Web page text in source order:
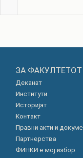
ЗА ФАКУЛТЕТОТ
Деканат
Институти
Историјат
Контакт
Правни акти и
Партнерства
ФИНКИ е мој избор